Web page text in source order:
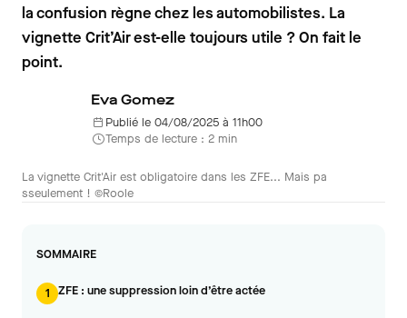
la confusion règne chez les automobilistes. La
vignette Crit’Air est-elle toujours utile ? On fait le
point.
Eva Gomez
Publié le 04/08/2025 à 11h00
Temps de lecture : 2 min
La vignette Crit'Air est obligatoire dans les ZFE... Mais pa
sseulement ! ©Roole
SOMMAIRE
1 ZFE : une suppression loin d’être actée